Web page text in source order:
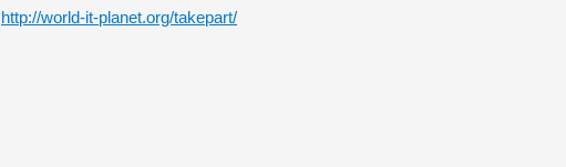
http://world-it-planet.org/takepart/